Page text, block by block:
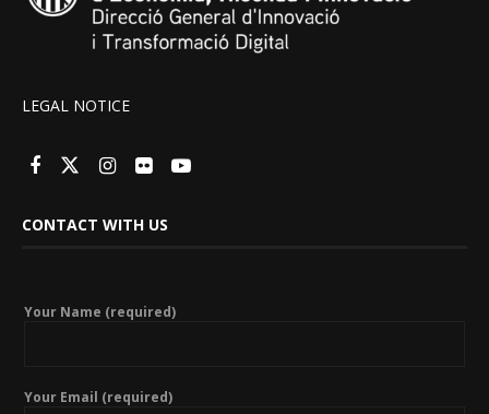
LEGAL NOTICE
CONTACT WITH US
Your Name (required)
Your Email (required)